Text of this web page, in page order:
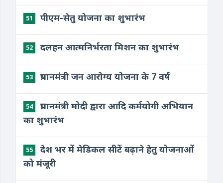
51 पीएम-सेतु योजना का शुभारंभ
52 दलहन आत्मनिर्भरता मिशन का शुभारंभ
53 प्रधानमंत्री जन आरोग्य योजना के 7 वर्ष
54
प्रधानमंत्री मोदी द्वारा आदि कर्मयोगी अभियान
का शुभारंभ
55
देश भर में मेडिकल सीटें बढ़ाने हेतु योजनाओं
को मंजूरी